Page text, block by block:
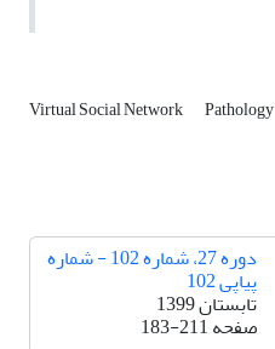
Virtual Social Network Pathology
دوره 27، شماره 102 - شماره
پیاپی 102
تابستان 1399
صفحه183-211